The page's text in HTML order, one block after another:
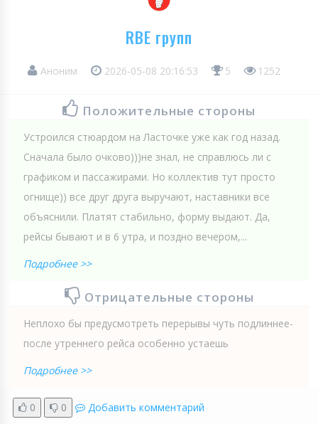
RBE групп
Аноним 2026-05-08 20:16:53 5 1252
Положительные стороны
Устроился стюардом на Ласточке уже как год назад.
Сначала было очково)))не знал, не справлюсь ли с
графиком и пассажирами. Но коллектив тут просто
огнище)) все друг друга выручают, наставники все
объяснили. Платят стабильно, форму выдают. Да,
рейсы бывают и в 6 утра, и поздно вечером,...
Подробнее >>
Отрицательные стороны
Неплохо бы предусмотреть перерывы чуть подлиннее-
после утреннего рейса особенно устаешь
Подробнее >>
0 0 Добавить комментарий